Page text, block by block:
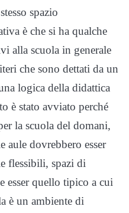
spazio
è che si ha qualche
alla scuola in generale
che sono dettati da un
logica della didattica
è stato avviato perché
la scuola del domani,
aule dovrebbero esser
flessibili, spazi di
esser quello tipico a cui
è un ambiente di